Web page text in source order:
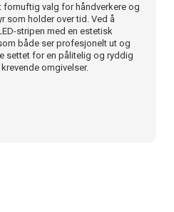
fornuftig valg for håndverkere og
som holder over tid. Ved å
stripen med en estetisk
både ser profesjonelt ut og
settet for en pålitelig og ryddig
omgivelser.